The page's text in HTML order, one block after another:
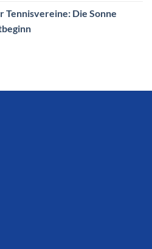
Tennisvereine: Die Sonne